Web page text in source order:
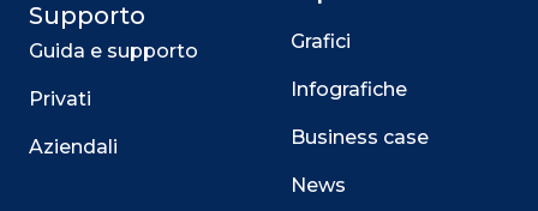
Supporto
Guida e supporto
Privati
Aziendali
Grafici
Infografiche
Business case
News